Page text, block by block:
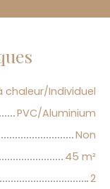
chaleur/Individuel
PVC/Aluminium
Non
45 m²
2